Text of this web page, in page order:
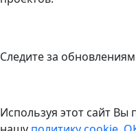
Следите за
Используя этот сайт Вы